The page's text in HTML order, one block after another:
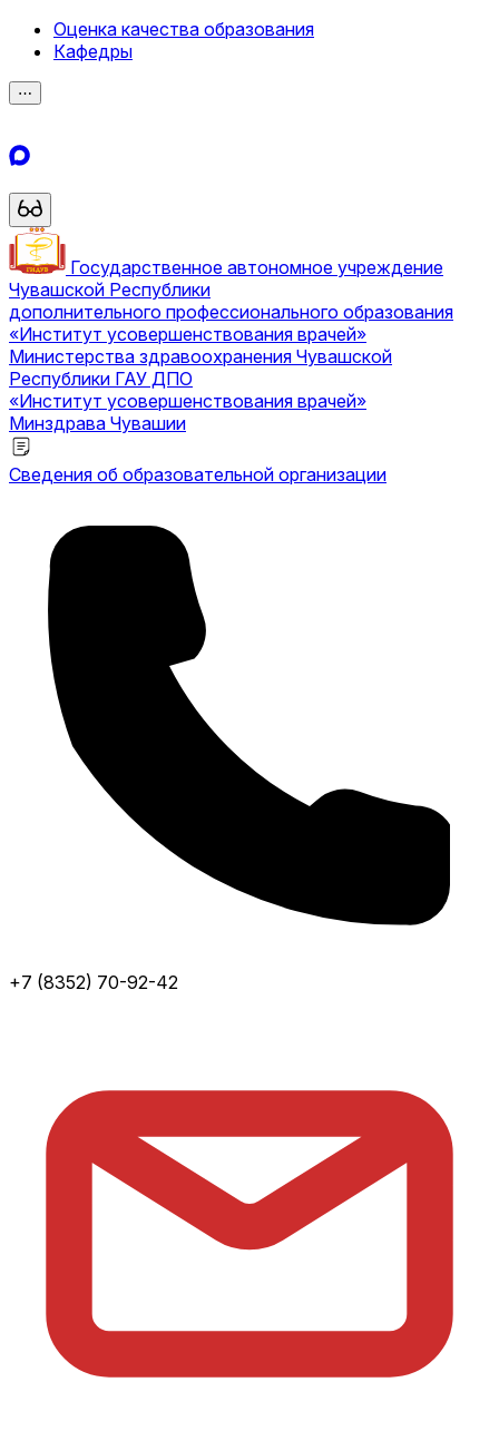
Оценка качества образования
Кафедры
⋯
Государственное автономное учреждение
Чувашской Республики
дополнительного профессионального образования
«Институт усовершенствования врачей»
Министерства здравоохранения Чувашской
Республики ГАУ ДПО
«Институт усовершенствования врачей»
Минздрава Чувашии
Сведения об образовательной организации
+7 (8352) 70-92-42